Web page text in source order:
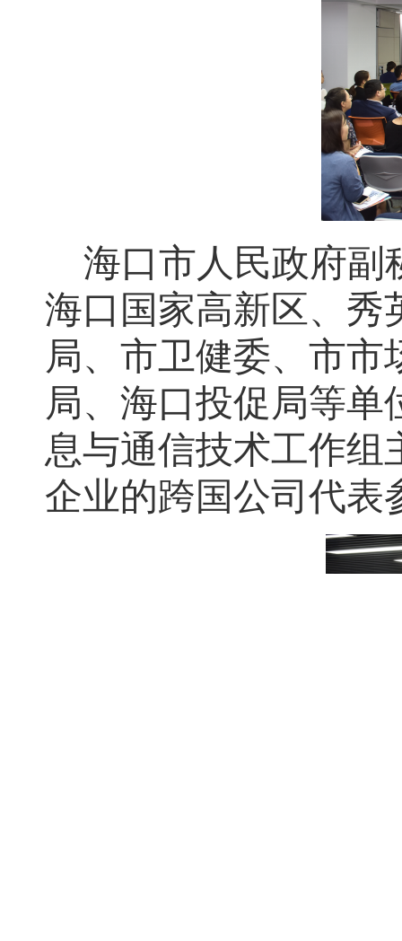
海口市人民政府副
海口国家高新区、 秀
局、市卫健委、市
局、海口投促局等单
息与通信技术工作组
企业的跨国公司代表